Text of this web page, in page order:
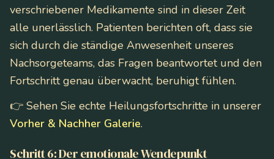
verschriebener Medikamente sind in dieser Zeit
alle unerlässlich. Patienten berichten oft, dass sie
sich durch die ständige Anwesenheit unseres
Nachsorgeteams, das Fragen beantwortet und den
Fortschritt genau überwacht, beruhigt fühlen.
👉 Sehen Sie echte Heilungsfortschritte in unserer
Vorher & Nachher Galerie.
Schritt 6: Der emotionale Wendepunkt